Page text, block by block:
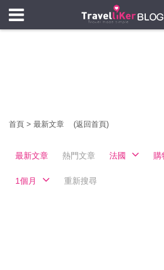
首頁 > 最新文章 (返回首頁)
最新文章 熱門文章 法國 購
1個月 重新搜尋